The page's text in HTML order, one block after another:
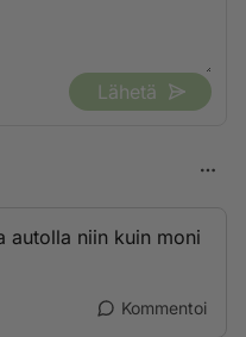
Lähetä
autolla niin kuin moni
Kommentoi